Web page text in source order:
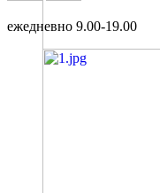
ежедневно 9.00-19.00